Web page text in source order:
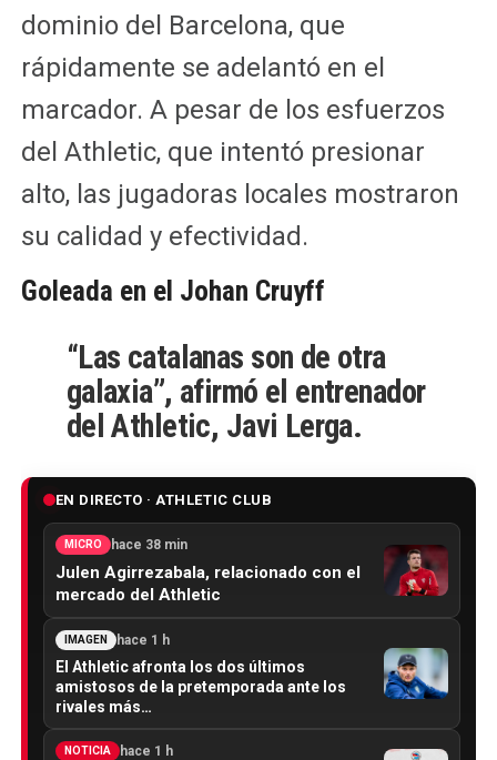
dominio del Barcelona, que
rápidamente se adelantó en el
marcador. A pesar de los esfuerzos
del Athletic, que intentó presionar
alto, las jugadoras locales mostraron
su calidad y efectividad.
Goleada en el Johan Cruyff
“Las catalanas son de otra
galaxia”, afirmó el entrenador
del Athletic, Javi Lerga.
EN DIRECTO · ATHLETIC CLUB
MICRO hace 38 min
Julen Agirrezabala, relacionado con el
mercado del Athletic
IMAGEN hace 1 h
El Athletic afronta los dos últimos
amistosos de la pretemporada ante los
rivales más…
NOTICIA hace 1 h